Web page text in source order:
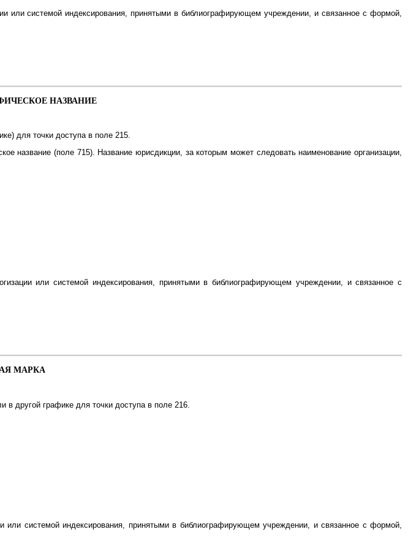
или системой индексирования, принятыми в библиографирующем учреждении, и связанное с формой,
НАЗВАНИЕ
для точки доступа в поле 215.
название (поле 715). Название юрисдикции, за которым может следовать наименование организации,
или системой индексирования, принятыми в библиографирующем учреждении, и связанное с
МАРКА
в другой графике для точки доступа в поле 216.
или системой индексирования, принятыми в библиографирующем учреждении, и связанное с формой,